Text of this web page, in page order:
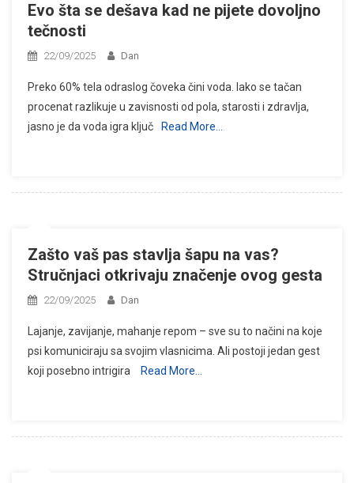
Evo šta se dešava kad ne pijete dovoljno
tečnosti
22/09/2025 Dan
Preko 60% tela odraslog čoveka čini voda. Iako se tačan
procenat razlikuje u zavisnosti od pola, starosti i zdravlja,
jasno je da voda igra ključ
Read More…
Zašto vaš pas stavlja šapu na vas?
Stručnjaci otkrivaju značenje ovog gesta
22/09/2025 Dan
Lajanje, zavijanje, mahanje repom – sve su to načini na koje
psi komuniciraju sa svojim vlasnicima. Ali postoji jedan gest
koji posebno intrigira
Read More…